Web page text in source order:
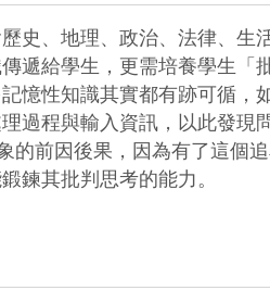
史、地理、政治、法律、
遞給學生，更需培養學生「
憶性知識其實都有跡可循，
過程與輸入資訊，以此發現
前因後果，因為有了這個
鍊其批判思考的能力。